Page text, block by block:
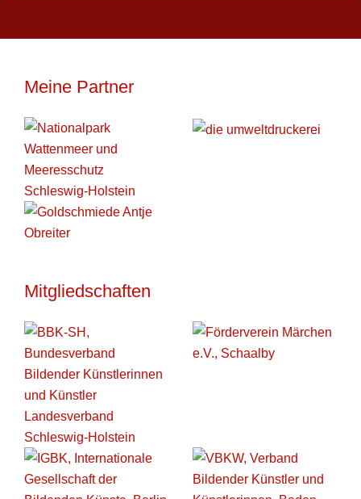
Meine Partner
Mitgliedschaften